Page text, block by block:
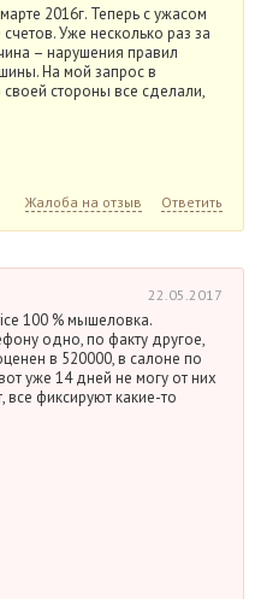
2016г. Теперь с ужасом
Уже несколько раз за
– нарушения правил
На мой запрос в
стороны все сделали,
Жалоба на отзыв Ответить
22.05.2017
100 % мышеловка.
одно, по факту другое,
в 520000, в салоне по
уже 14 дней не могу от них
фиксируют какие-то